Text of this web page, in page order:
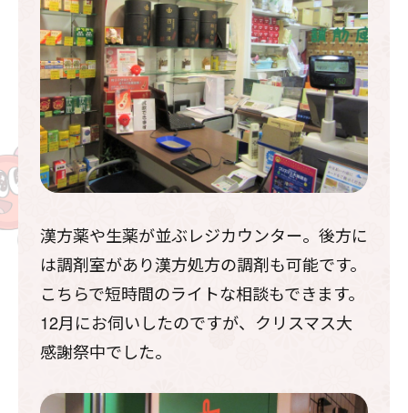
漢方薬や生薬が並ぶレジカウンター。後方に
は調剤室があり漢方処方の調剤も可能です。
こちらで短時間のライトな相談もできます。
12月にお伺いしたのですが、クリスマス大
感謝祭中でした。